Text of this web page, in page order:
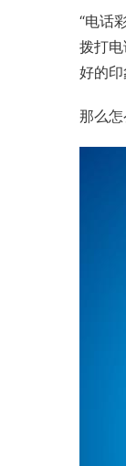
“电话
拨打
好的印
那么